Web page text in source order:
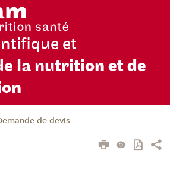
et
la nutrition et de
de devis